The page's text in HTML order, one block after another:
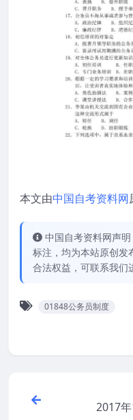
本文由中国自考资料网
中国自考资料网声
标注，均为本站原创发
合法权益，可联系我们
01848公务员制度
2017